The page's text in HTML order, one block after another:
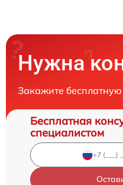
Нужна
Закажите
Бесплатная
специалистом